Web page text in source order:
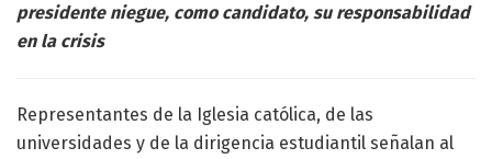
presidente niegue, como candidato, su responsabilidad
en la crisis
Representantes de la Iglesia católica, de las
universidades y de la dirigencia estudiantil señalan al